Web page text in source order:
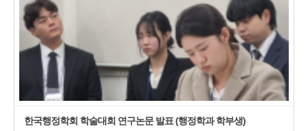
한국행정학회 학술대회 연구논문 발표 (행정학과 학부생)